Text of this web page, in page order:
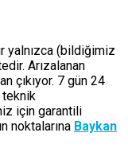
yalnızca (bildiğimiz
Arızalanan
çıkıyor. 7 gün 24
teknik
için garantili
noktalarına Baykan